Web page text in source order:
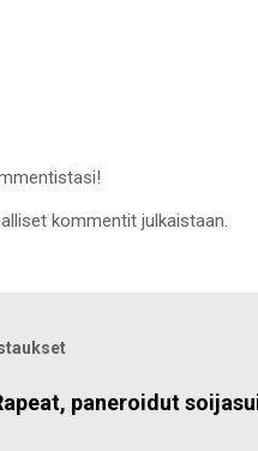
kommentit julkaistaan.
paneroidut